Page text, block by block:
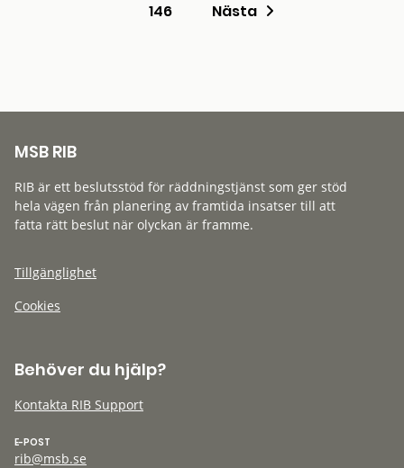
146
Nästa
MSB RIB
RIB är ett beslutsstöd för räddningstjänst som ger stöd
hela vägen från planering av framtida insatser till att
fatta rätt beslut när olyckan är framme.
Tillgänglighet
Cookies
Behöver du hjälp?
Kontakta RIB Support
E-POST
rib@msb.se